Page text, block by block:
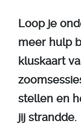
Loop je
meer hulp
kluskaart
stellen en
jij strandde.